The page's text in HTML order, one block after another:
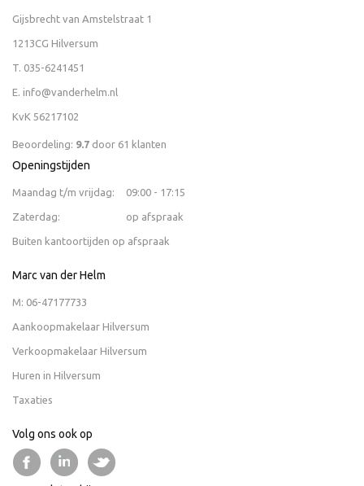
Gijsbrecht van Amstelstraat 1
1213CG Hilversum
T. 035-6241451
E. info@vanderhelm.nl
KvK 56217102
Beoordeling: 9.7 door 61 klanten
Openingstijden
Maandag t/m vrijdag: 09:00 - 17:15
Zaterdag: op afspraak
Buiten kantoortijden op afspraak
Marc van der Helm
M: 06-47177733
Aankoopmakelaar Hilversum
Verkoopmakelaar Hilversum
Huren in Hilversum
Taxaties
Volg ons ook op